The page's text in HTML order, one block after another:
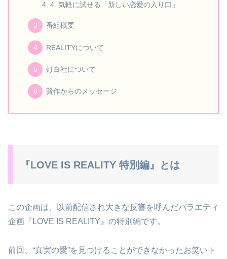
4. 気軽に試せる「新しい恋愛の入り口」
番組概要
REALITYについて
灯白社について
賢作からのメッセージ
『LOVE IS REALITY 特別編』とは
この企画は、以前配信され大きな反響を呼んだバラエティ
企画『LOVE IS REALITY』の特別編です。
前回、“真実の愛”を見つけることができなかったお笑いト